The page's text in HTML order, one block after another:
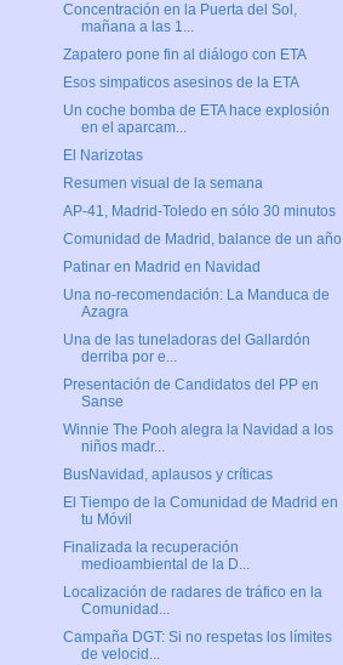
Concentración en la Puerta del Sol,
mañana a las 1...
Zapatero pone fin al diálogo con ETA
Esos simpaticos asesinos de la ETA
Un coche bomba de ETA hace explosión
en el aparcam...
El Narizotas
Resumen visual de la semana
AP-41, Madrid-Toledo en sólo 30 minutos
Comunidad de Madrid, balance de un año
Patinar en Madrid en Navidad
Una no-recomendación: La Manduca de
Azagra
Una de las tuneladoras del Gallardón
derriba por e...
Presentación de Candidatos del PP en
Sanse
Winnie The Pooh alegra la Navidad a los
niños madr...
BusNavidad, aplausos y críticas
El Tiempo de la Comunidad de Madrid en
tu Móvil
Finalizada la recuperación
medioambiental de la D...
Localización de radares de tráfico en la
Comunidad...
Campaña DGT: Si no respetas los límites
de velocid...